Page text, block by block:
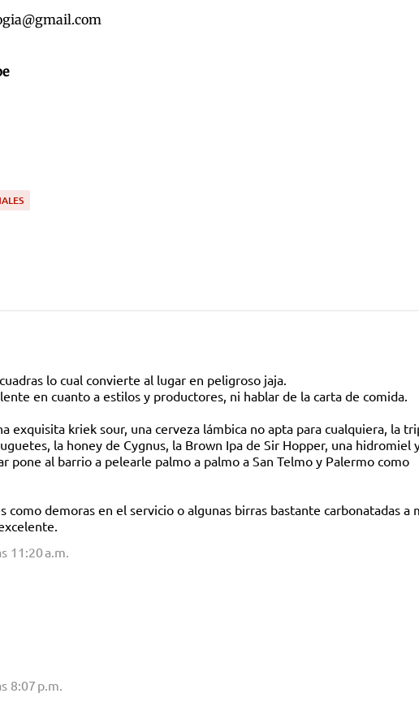
lo cual convierte al lugar en peligroso jaja.
en cuanto a estilos y productores, ni hablar de la carta de comida.
exquisita kriek sour, una cerveza lámbica no apta para cualquiera, la
la honey de Cygnus, la Brown Ipa de Sir Hopper, una hidromiel
pone al barrio a pelearle palmo a palmo a San Telmo y Palermo como
como demoras en el servicio o algunas birras bastante carbonatadas a
11:20 a.m.
8:07 p.m.